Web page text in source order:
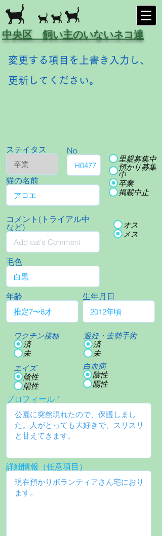
中央区 飼い主のいないネコ達
変更する項目を上書き入力し、
更新してください。
ステイタス No
猫の名前
里親募集中
預かり募集
中
卒業
掲載中止
コメント(トライアル中
など)
オス
メス
毛色
年齢
ワクチン接種
済
未
エイズ
陰性
陽性
生年月日
避妊・去勢手術
済
未
白血病
陰性
陽性
プロフィール
詳細情報（任意項目）